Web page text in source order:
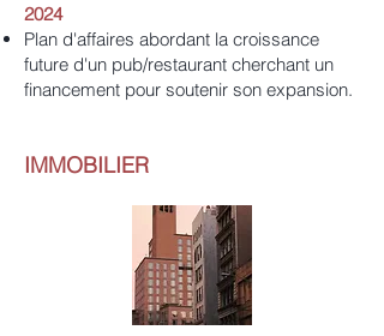
2024
Plan d'affaires abordant la croissance
future d'un pub/restaurant cherchant un
financement pour soutenir son expansion.
IMMOBILIER